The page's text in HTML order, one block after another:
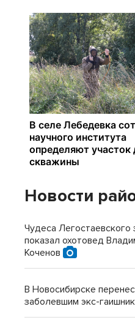
Новости
Чудеса Легостаевского
показал охотовед
Коченов
В Новосибирске
заболевшим экс-